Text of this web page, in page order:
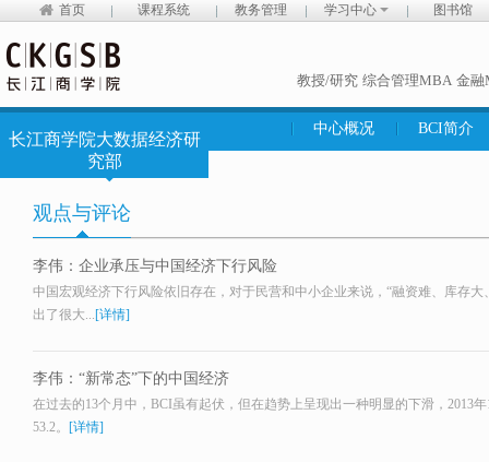
首页 课程系统 教务管理 学习中心 图书馆
教授/研究 综合管理MBA 金融
长江商学院大数据经济研
究部
中心概况 BCI简介
观点与评论
李伟：企业承压与中国经济下行风险
中国宏观经济下行风险依旧存在，对于民营和中小企业来说，“融资难、库存
出了很大...[详情]
李伟：“新常态”下的中国经济
在过去的13个月中，BCI虽有起伏，但在趋势上呈现出一种明显的下滑，2013
53.2。 [详情]